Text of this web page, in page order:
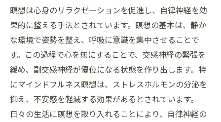
瞑想は心身のリラクゼーションを促進し、自律神経を効
果的に整える手法とされています。瞑想の基本は、静か
な環境で姿勢を整え、呼吸に意識を集中させることで
す。この過程で心を無にすることで、交感神経の緊張を
緩め、副交感神経が優位になる状態を作り出します。特
にマインドフルネス瞑想は、ストレスホルモンの分泌を
抑え、不安感を軽減する効果があるとされています。
日々の生活に瞑想を取り入れることにより、自律神経の